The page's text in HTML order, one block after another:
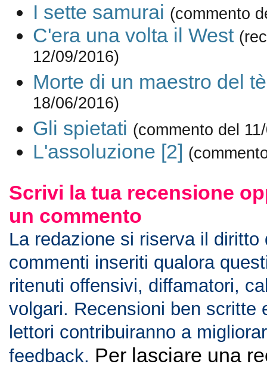
I sette samurai (commento
C'era una volta il West
12/09/2016)
Morte di un maestro del tè
18/06/2016)
Gli spietati (commento del
L'assoluzione [2]
Scrivi la tua recensione
un commento
La redazione si riserva il diritto
commenti inseriti qualora
ritenuti offensivi, diffamatori,
volgari. Recensioni ben scritte
lettori contribuiranno a
feedback. Per lasciare una